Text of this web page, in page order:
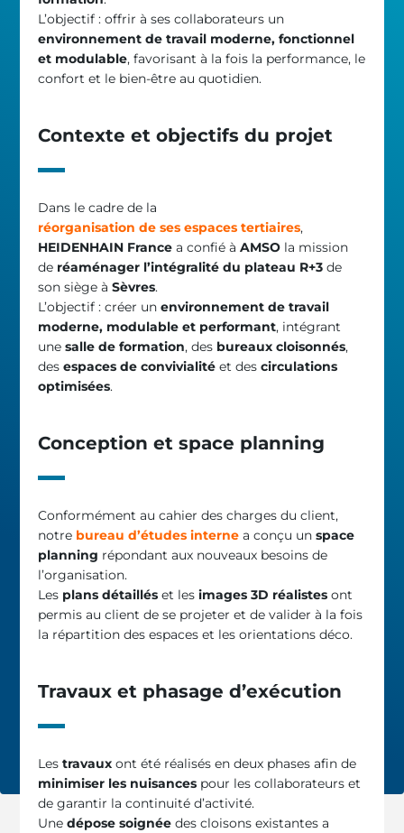
L’objectif : offrir à ses collaborateurs un
environnement de travail moderne, fonctionnel
et modulable, favorisant à la fois la performance, le
confort et le bien-être au quotidien.
Contexte et objectifs du projet
Dans le cadre de la
réorganisation de ses espaces tertiaires,
HEIDENHAIN France a confié àAMSO la mission
de réaménager l’intégralité du plateau R+3 de
son siège àSèvres.
L’objectif : créer unenvironnement de travail
moderne, modulable et performant, intégrant
unesalle de formation, des bureaux cloisonnés,
desespaces de convivialité et descirculations
optimisées.
Conception et space planning
Conformément au cahier des charges du client,
notre bureau d’études interne a conçu unspace
planning répondant aux nouveaux besoins de
l’organisation.
Les plans détaillés et lesimages 3D réalistes ont
permis au client de se projeter et de valider à la fois
la répartition des espaces et les orientations déco.
Travaux et phasage d’exécution
Lestravaux ont été réalisés en deux phases afin de
minimiser les nuisances pour les collaborateurs et
de garantir la continuité d’activité.
Unedépose soignée des cloisons existantes a